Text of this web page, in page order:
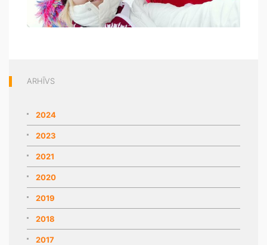
ARHĪVS
2024
2023
2021
2020
2019
2018
2017